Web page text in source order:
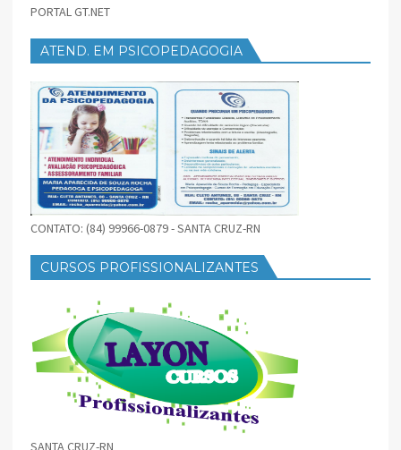
PORTAL GT.NET
ATEND. EM PSICOPEDAGOGIA
CONTATO: (84) 99966-0879 - SANTA CRUZ-RN
CURSOS PROFISSIONALIZANTES
SANTA CRUZ-RN